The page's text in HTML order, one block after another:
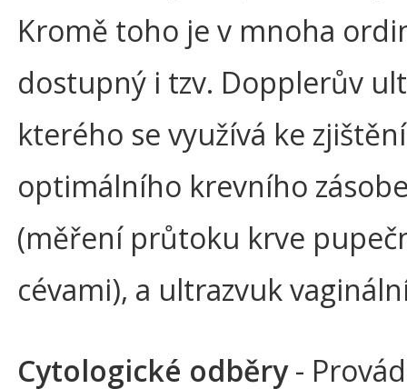
Kromě toho je v mnoha
dostupný i tzv. Dopplerův
kterého se využívá ke zjištění
optimálního krevního
(měření průtoku krve
cévami), a ultrazvuk
Cytologické odběry-